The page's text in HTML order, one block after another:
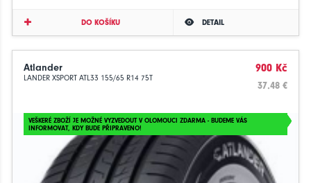
DO KOŠÍKU DETAIL
Atlander
LANDER XSPORT ATL33 155/65 R14 75T
900 Kč
37.48 €
VEŠKERÉ ZBOŽÍ JE MOŽNÉ VYZVEDOUT V OLOMOUCI ZDARMA - BUDEME VÁS
INFORMOVAT, KDY BUDE PŘIPRAVENO!